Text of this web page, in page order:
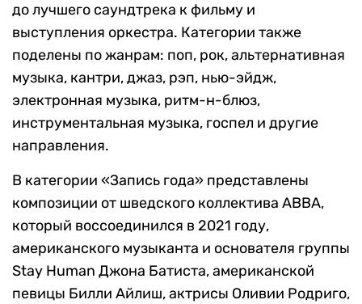
до лучшего саундтрека к фильму и
выступления оркестра. Категории также
поделены по жанрам: поп, рок, альтернативная
музыка, кантри, джаз, рэп, нью-эйдж,
электронная музыка, ритм-н-блюз,
инструментальная музыка, госпел и другие
направления.
В категории «Запись года» представлены
композиции от шведского коллектива ABBA,
который воссоединился в 2021 году,
американского музыканта и основателя группы
Stay Human Джона Батиста, американской
певицы Билли Айлиш, актрисы Оливии Родриго,